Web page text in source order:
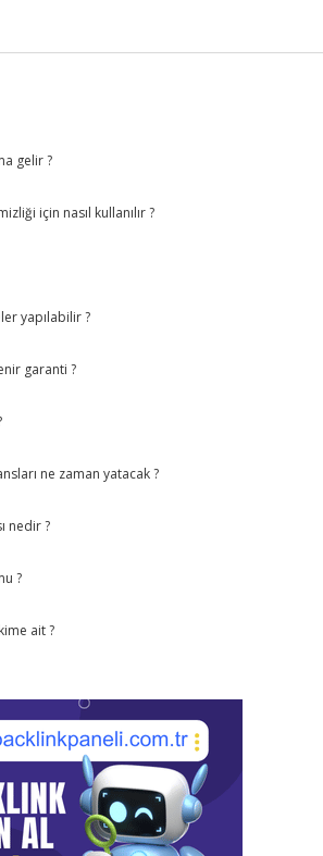
gelir ?
için nasıl kullanılır ?
yapılabilir ?
garanti ?
ne zaman yatacak ?
nedir ?
?
ait ?